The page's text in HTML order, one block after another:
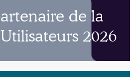
de la
2026